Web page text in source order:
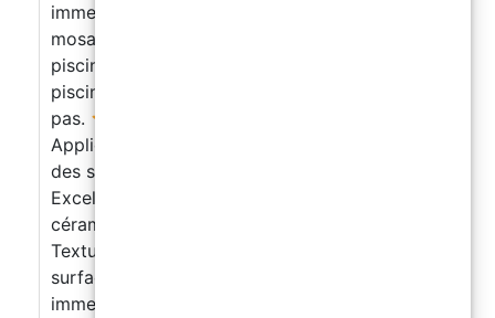
immersion totale. Parfait pour les carreaux,
mosaïques et pierres naturelles dans les
piscines, bassins, fontaines ou bords de
piscine, là où les colles classiques ne tiennent
pas.
Applicable directement sous l’eau – adhère sur
des surfaces mouillées ou immergées
Excellente adhérence sur carrelage,
céramique, mosaïque et pierre naturelle
Texture pâteuse – ne coule pas, idéale pour les
surfaces verticales et les applications en
immersion